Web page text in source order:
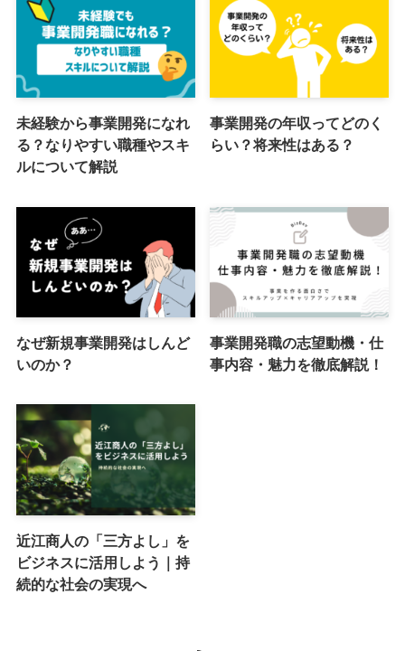
未経験から事業開発になれ
る？なりやすい職種やスキ
ルについて解説
事業開発の年収ってどのく
らい？将来性はある？
なぜ新規事業開発はしんど
いのか？
事業開発職の志望動機・仕
事内容・魅力を徹底解説！
近江商人の「三方よし」を
ビジネスに活用しよう｜持
続的な社会の実現へ